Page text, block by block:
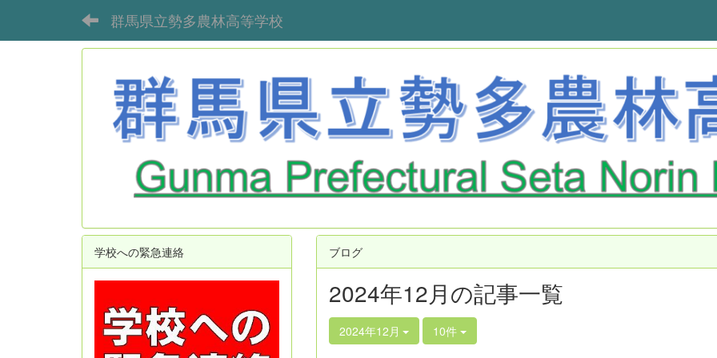
群馬県立勢多農林高等学校
ブログ
2024年12月の記事一覧
2024年12月 10件
学校への緊急連絡